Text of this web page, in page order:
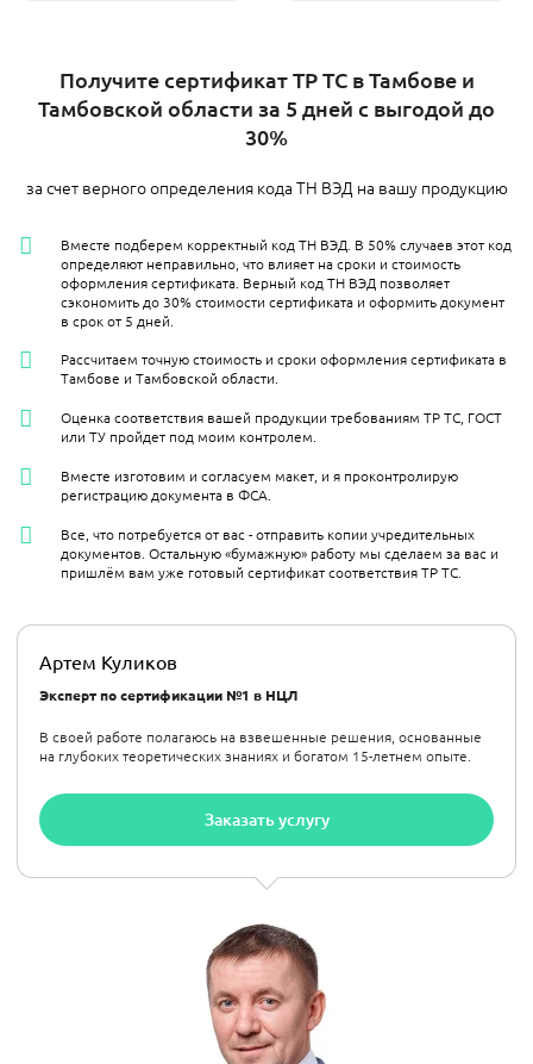
Получите сертификат ТР ТС в Тамбове и
Тамбовской области за 5 дней с выгодой до
30%
за счет верного определения кода ТН ВЭД на вашу продукцию
Артем Куликов
Эксперт по сертификации №1 в НЦЛ
В своей работе полагаюсь на взвешенные решения, основанные
на глубоких теоретических знаниях и богатом 15-летнем опыте.
Заказать услугу
Вместе подберем корректный код ТН ВЭД. В 50% случаев этот код
определяют неправильно, что влияет на сроки и стоимость
оформления сертификата. Верный код ТН ВЭД позволяет
сэкономить до 30% стоимости сертификата и оформить документ
в срок от 5 дней.
Рассчитаем точную стоимость и сроки оформления сертификата в
Тамбове и Тамбовской области.
Оценка соответствия вашей продукции требованиям ТР ТС, ГОСТ
или ТУ пройдет под моим контролем.
Вместе изготовим и согласуем макет, и я проконтролирую
регистрацию документа в ФСА.
Все, что потребуется от вас - отправить копии учредительных
документов. Остальную «бумажную» работу мы сделаем за вас и
пришлём вам уже готовый сертификат соответствия ТР ТС.